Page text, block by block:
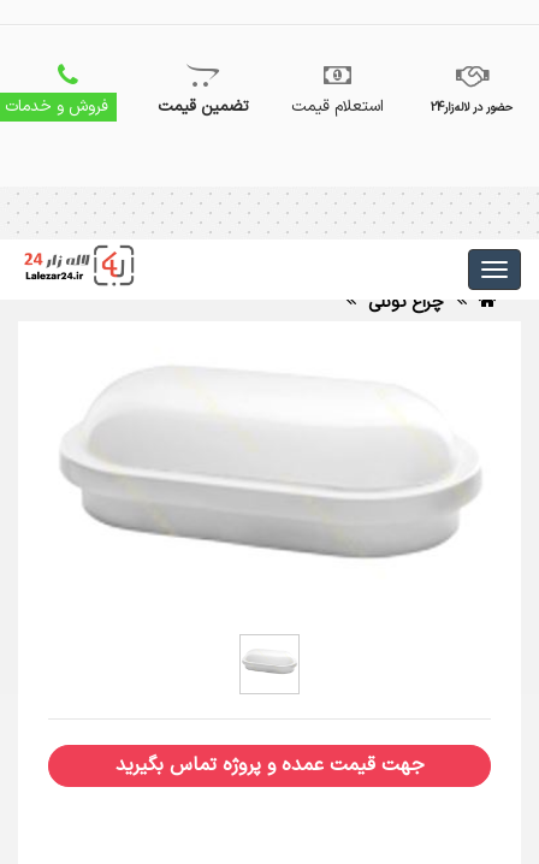
حضور در لاله‌زار24 استعلام قیمت تضمین قیمت فروش و خدمات
چراغ تونلی
جهت قیمت عمده و پروژه تماس بگیرید